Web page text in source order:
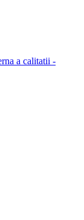
a calitatii -